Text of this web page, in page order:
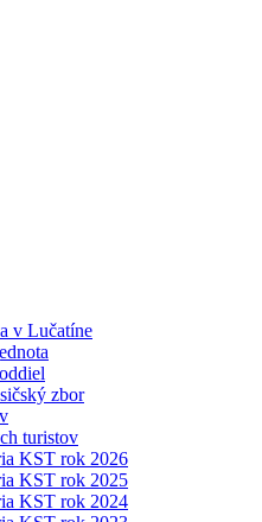
v Lučatíne
zbor
turistov
KST rok 2026
KST rok 2025
KST rok 2024